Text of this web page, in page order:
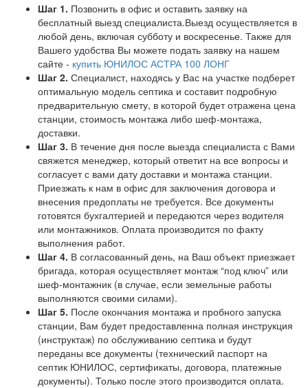
Шаг 1. Позвонить в офис и оставить заявку на
бесплатный выезд специалиста.Выезд осуществляется в
любой день, включая субботу и воскресенье. Также для
Вашего удобства Вы можете подать заявку на нашем
сайте - купить ЮНИЛОС АСТРА 100 ЛОНГ
Шаг 2. Специалист, находясь у Вас на участке подберет
оптимальную модель септика и составит подробную
предварительную смету, в которой будет отражена цена
станции, стоимость монтажа либо шеф-монтажа,
доставки.
Шаг 3. В течение дня после выезда специалиста с Вами
свяжется менеджер, который ответит на все вопросы и
согласует с вами дату доставки и монтажа станции.
Приезжать к нам в офис для заключения договора и
внесения предоплаты не требуется. Все документы
готовятся бухгалтерией и передаются через водителя
или монтажников. Оплата производится по факту
выполнения работ.
Шаг 4. В согласованный день, на Ваш объект приезжает
бригада, которая осуществляет монтаж “под ключ” или
шеф-монтажник (в случае, если земельные работы
выполняются своими силами).
Шаг 5. После окончания монтажа и пробного запуска
станции, Вам будет предоставленна полная инструкция
(инструктаж) по обслуживанию септика и будут
переданы все документы (технический паспорт на
септик ЮНИЛОС, сертификаты, договора, платежные
документы). Только после этого производится оплата.